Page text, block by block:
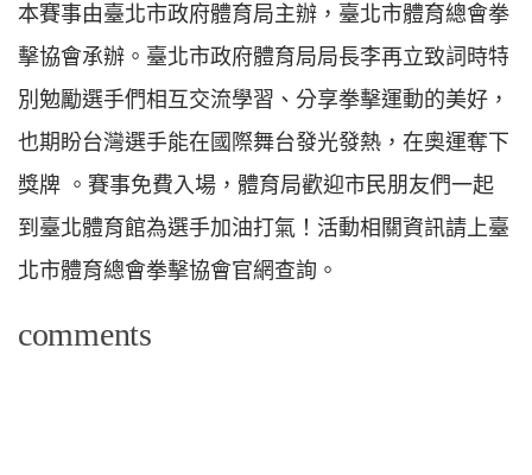
本賽事由臺北市政府體育局主辦，臺北市體育總會拳
擊協會承辦。臺北市政府體育局局長李再立致詞時特
別勉勵選手們相互交流學習、分享拳擊運動的美好，
也期盼台灣選手能在國際舞台發光發熱，在奧運奪下
獎牌 。賽事免費入場，體育局歡迎市民朋友們一起
到臺北體育館為選手加油打氣！活動相關資訊請上臺
北市體育總會拳擊協會官網查詢。
comments